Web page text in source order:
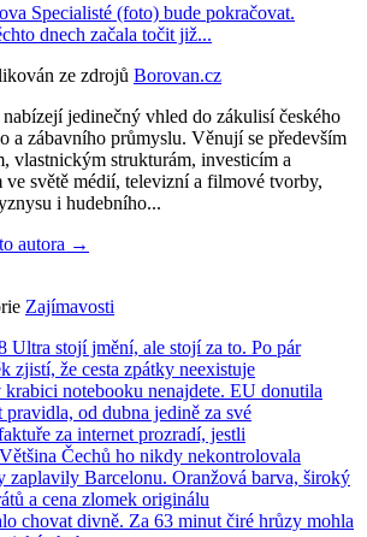
Specialisté (foto) bude pokračovat.
dnech začala točit již...
ze zdrojů Borovan.cz
jedinečný vhled do zákulisí českého
a zábavního průmyslu. Věnují se především
vlastnickým strukturám, investicím a
ve světě médií, televizní a filmové tvorby,
i hudebního...
autora →
Zajímavosti
Ultra stojí jmění, ale stojí za to. Po pár
zjistí, že cesta zpátky neexistuje
notebooku nenajdete. EU donutila
od dubna jedině za své
za internet prozradí, jestli
Čechů ho nikdy nekontrolovala
zaplavily Barcelonu. Oranžová barva, široký
a cena zlomek originálu
chovat divně. Za 63 minut čiré hrůzy mohla